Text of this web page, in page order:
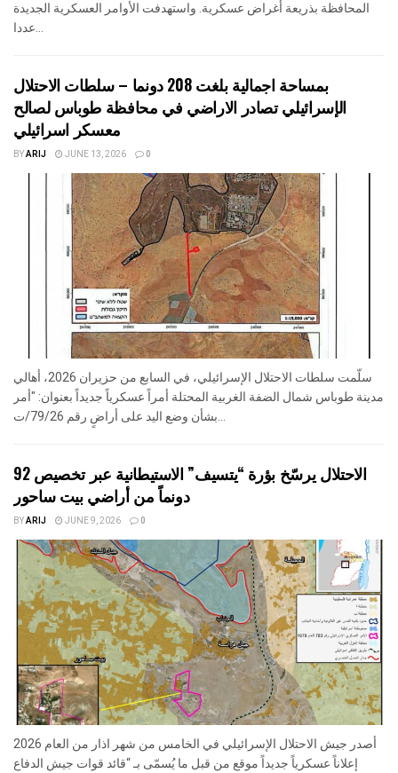
المحافظة بذريعة أغراض عسكرية. واستهدفت الأوامر العسكرية الجديدة
عددا...
بمساحة اجمالية بلغت 208 دونما – سلطات الاحتلال
الإسرائيلي تصادر الاراضي في محافظة طوباس لصالح
معسكر اسرائيلي
BYARIJ JUNE 13, 2026 0
سلّمت سلطات الاحتلال الإسرائيلي، في السابع من حزيران 2026، أهالي
مدينة طوباس شمال الضفة الغربية المحتلة أمراً عسكرياً جديداً بعنوان: "أمر
بشأن وضع اليد على أراضٍ رقم 79/26/ت...
الاحتلال يرسّخ بؤرة “يتسيف” الاستيطانية عبر تخصيص 92
دونماً من أراضي بيت ساحور
BYARIJ JUNE 9, 2026 0
أصدر جيش الاحتلال الإسرائيلي في الخامس من شهر اذار من العام 2026
إعلاناً عسكرياً جديداً موقع من قبل ما يُسمّى بـ “قائد قوات جيش الدفاع